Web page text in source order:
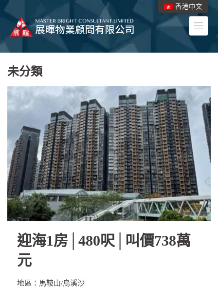
未分類
迎海1房│480呎│叫價738萬
元
地區：馬鞍山/烏溪沙
香港中文